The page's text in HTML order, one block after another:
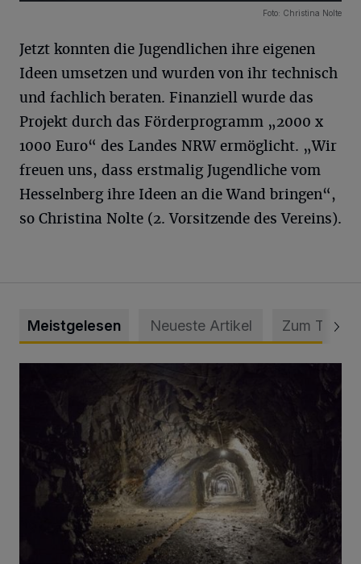
Foto: Christina Nolte
Jetzt konnten die Jugendlichen ihre eigenen
Ideen umsetzen und wurden von ihr technisch
und fachlich beraten. Finanziell wurde das
Projekt durch das Förderprogramm „2000 x
1000 Euro“ des Landes NRW ermöglicht. „Wir
freuen uns, dass erstmalig Jugendliche vom
Hesselnberg ihre Ideen an die Wand bringen“,
so Christina Nolte (2. Vorsitzende des Vereins).
Meistgelesen Neueste Artikel Zum Thema